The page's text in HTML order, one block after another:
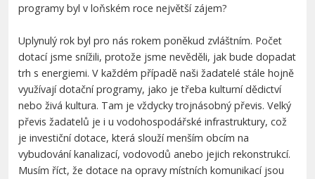
programy byl v loňském roce největší zájem?
Uplynulý rok byl pro nás rokem poněkud zvláštním. Počet
dotací jsme snížili, protože jsme nevěděli, jak bude dopadat
trh s energiemi. V každém případě naši žadatelé stále hojně
využívají dotační programy, jako je třeba kulturní dědictví
nebo živá kultura. Tam je vždycky trojnásobný převis. Velký
převis žadatelů je i u vodohospodářské infrastruktury, což
je investiční dotace, která slouží menším obcím na
vybudování kanalizací, vodovodů anebo jejich rekonstrukcí.
Musím říct, že dotace na opravy místních komunikací jsou